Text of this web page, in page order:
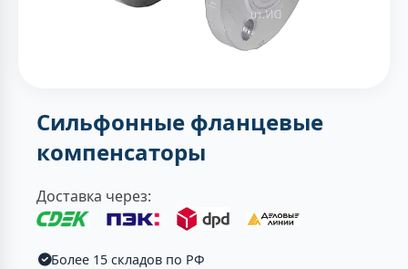
Сильфонные фланцевые
компенсаторы
Доставка через:
Более 15 складов по РФ